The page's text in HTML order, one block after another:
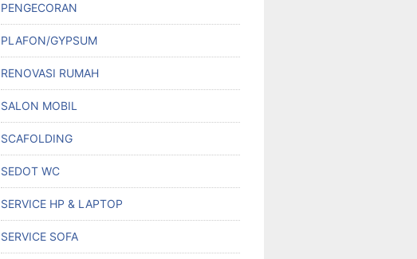
PENGECORAN
PLAFON/GYPSUM
RENOVASI RUMAH
SALON MOBIL
SCAFOLDING
SEDOT WC
SERVICE HP & LAPTOP
SERVICE SOFA